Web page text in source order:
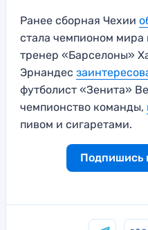
Ранее сборная Чехии
стала чемпионом мира
тренер «Барселоны»
Эрнандес
футболист «Зенита»
чемпионство команды,
пивом и сигаретами.
Подпишись